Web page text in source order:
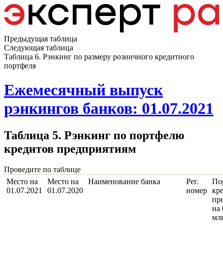
Предыдущая таблица
Следующая таблица
Таблица 6. Рэнкинг по размеру розничного кредитного
портфеля
Ежемесячный выпуск
рэнкингов банков: 01.07.2021
Таблица 5. Рэнкинг по портфелю
кредитов предприятиям
Проведите по таблице
Место на
01.07.2021
Место на
01.07.2020
Наименование банка
Рег.
номер
на